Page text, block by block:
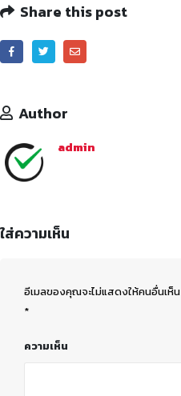
Share this post
Author
admin
ใส่ความเห็น
อีเมลของคุณจะไม่แสดงให้คนอื่นเห็น
*
ความเห็น